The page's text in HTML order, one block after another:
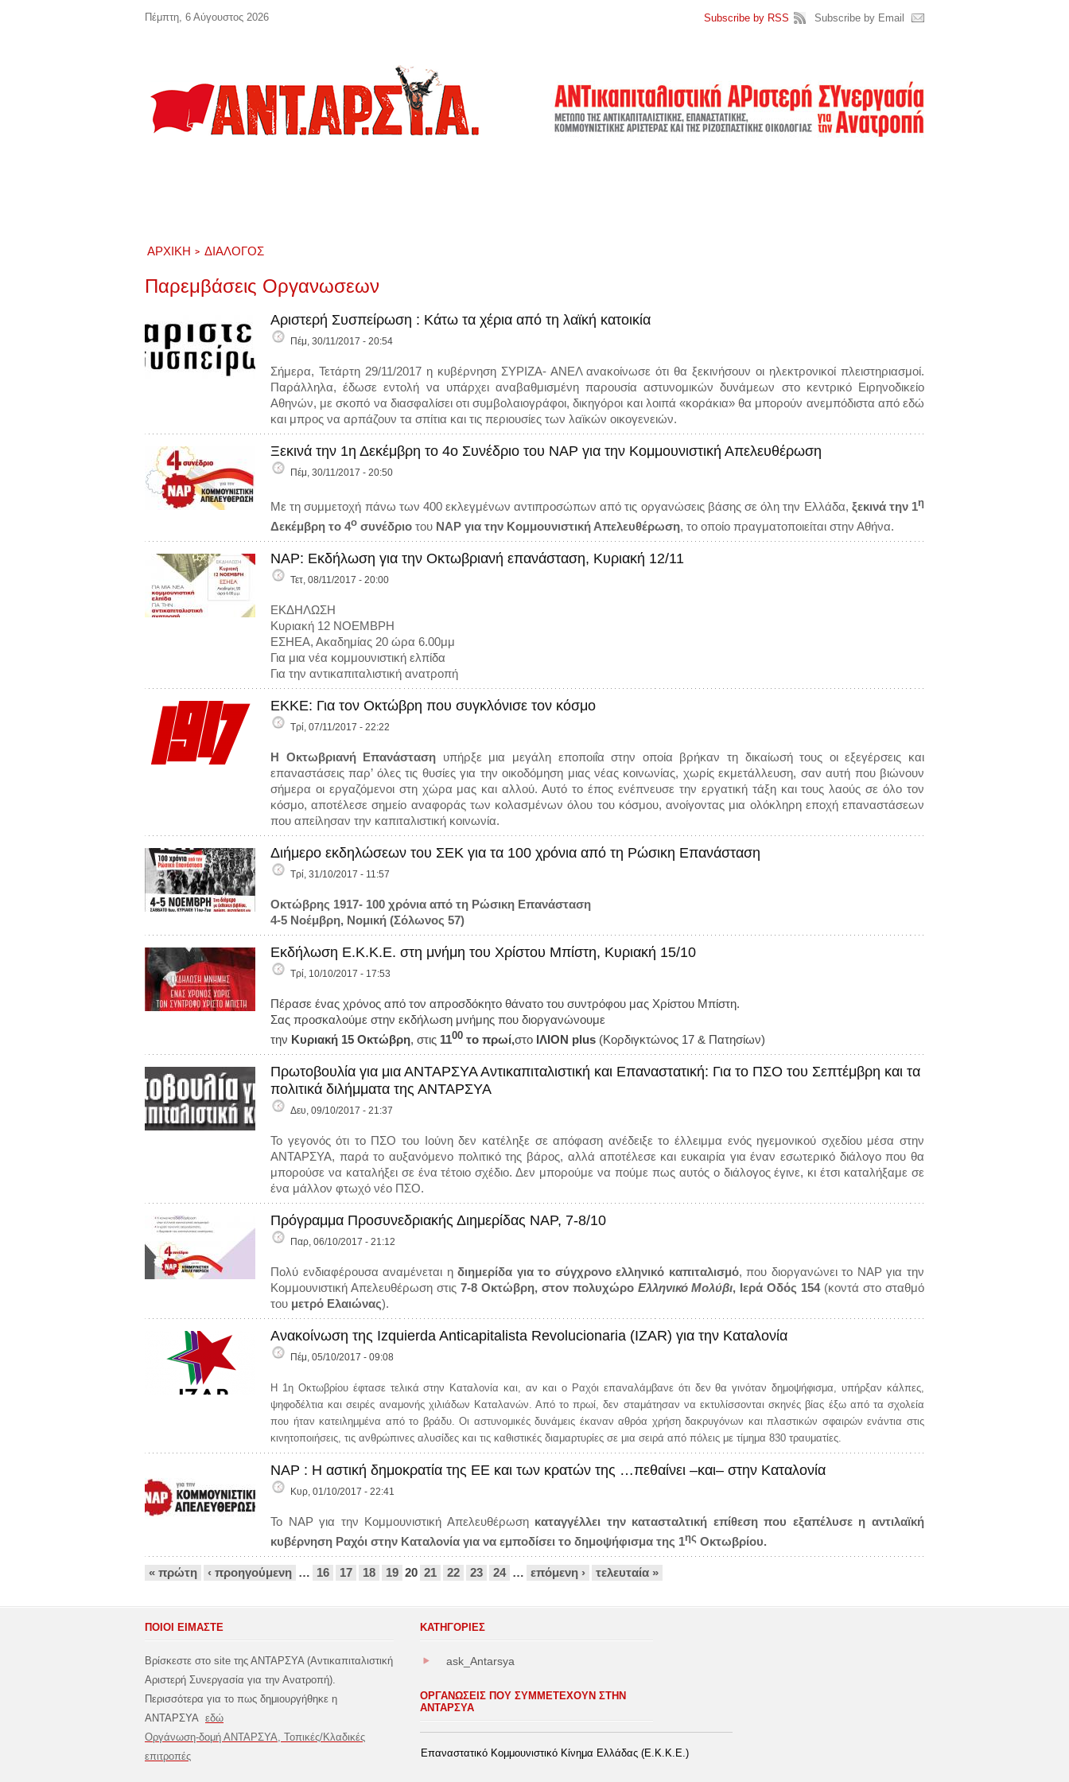
ΑΡΧΙΚΉ ΔΙΑΛΟΓΟΣ
Παρεμβάσεις Οργανωσεων
Αριστερή Συσπείρωση : Κάτω τα χέρια από τη λαϊκή κατοικία
Πέμ, 30/11/2017 - 20:54
Σήμερα, Τετάρτη 29/11/2017 η κυβέρνηση ΣΥΡΙΖΑ- ΑΝΕΛ ανακοίνωσε ότι θα ξεκινήσουν οι ηλεκτρονικοί πλειστηριασμοί.
Παράλληλα, έδωσε εντολή να υπάρχει αναβαθμισμένη παρουσία αστυνομικών δυνάμεων στο κεντρικό Ειρηνοδικείο
Αθηνών, με σκοπό να διασφαλίσει οτι συμβολαιογράφοι, δικηγόροι και λοιπά «κοράκια» θα μπορούν ανεμπόδιστα από εδώ
και μπρος να αρπάζουν τα σπίτια και τις περιουσίες των λαϊκών οικογενειών.
Ξεκινά την 1η Δεκέμβρη το 4ο Συνέδριο του ΝΑΡ για την Κομμουνιστική Απελευθέρωση
Πέμ, 30/11/2017 - 20:50
Με τη συμμετοχή πάνω των 400 εκλεγμένων αντιπροσώπων από τις οργανώσεις βάσης σε όλη την Ελλάδα, ξεκινά την 1η
Δεκέμβρη το 4ο συνέδριο του ΝΑΡ για την Κομμουνιστική Απελευθέρωση, το οποίο πραγματοποιείται στην Αθήνα.
ΝΑΡ: Εκδήλωση για την Οκτωβριανή επανάσταση, Κυριακή 12/11
Τετ, 08/11/2017 - 20:00
ΕΚΔΗΛΩΣΗ
Κυριακή 12 ΝΟΕΜΒΡΗ
ΕΣΗΕΑ, Ακαδημίας 20 ώρα 6.00μμ
Για μια νέα κομμουνιστική ελπίδα
Για την αντικαπιταλιστική ανατροπή
ΕΚΚΕ: Για τον Οκτώβρη που συγκλόνισε τον κόσμο
Τρί, 07/11/2017 - 22:22
H Oκτωβριανή Επανάσταση υπήρξε μια μεγάλη εποποιΐα στην οποία βρήκαν τη δικαίωσή τους οι εξεγέρσεις και
επαναστάσεις παρ’ όλες τις θυσίες για την οικοδόμηση μιας νέας κοινωνίας, χωρίς εκμετάλλευση, σαν αυτή που βιώνουν
σήμερα οι εργαζόμενοι στη χώρα μας και αλλού. Αυτό το έπος ενέπνευσε την εργατική τάξη και τους λαούς σε όλο τον
κόσμο, αποτέλεσε σημείο αναφοράς των κολασμένων όλου του κόσμου, ανοίγοντας μια ολόκληρη εποχή επαναστάσεων
που απείλησαν την καπιταλιστική κοινωνία.
Διήμερο εκδηλώσεων του ΣΕΚ για τα 100 χρόνια από τη Ρώσικη Επανάσταση
Τρί, 31/10/2017 - 11:57
Οκτώβρης 1917- 100 χρόνια από τη Ρώσικη Επανάσταση
4-5 Νοέμβρη, Νομική (Σόλωνος 57)
Εκδήλωση Ε.Κ.Κ.Ε. στη μνήμη του Χρίστου Μπίστη, Κυριακή 15/10
Τρί, 10/10/2017 - 17:53
Πέρασε ένας χρόνος από τον απροσδόκητο θάνατο του συντρόφου μας Χρίστου Μπίστη.
Σας προσκαλούμε στην εκδήλωση μνήμης που διοργανώνουμε
την Κυριακή 15 Οκτώβρη, στις 1100 το πρωί,στο ΙΛΙΟΝ plus (Κορδιγκτώνος 17 & Πατησίων)
Πρωτοβουλία για μια ΑΝΤΑΡΣΥΑ Αντικαπιταλιστική και Επαναστατική: Για το ΠΣΟ του Σεπτέμβρη και τα
πολιτικά διλήμματα της ΑΝΤΑΡΣΥΑ
Δευ, 09/10/2017 - 21:37
Το γεγονός ότι το ΠΣΟ του Ιούνη δεν κατέληξε σε απόφαση ανέδειξε το έλλειμμα ενός ηγεμονικού σχεδίου μέσα στην
ΑΝΤΑΡΣΥΑ, παρά το αυξανόμενο πολιτικό της βάρος, αλλά αποτέλεσε και ευκαιρία για έναν εσωτερικό διάλογο που θα
μπορούσε να καταλήξει σε ένα τέτοιο σχέδιο. Δεν μπορούμε να πούμε πως αυτός ο διάλογος έγινε, κι έτσι καταλήξαμε σε
ένα μάλλον φτωχό νέο ΠΣΟ.
Πρόγραμμα Προσυνεδριακής Διημερίδας ΝΑΡ, 7-8/10
Παρ, 06/10/2017 - 21:12
Πολύ ενδιαφέρουσα αναμένεται ηδιημερίδα για το σύγχρονο ελληνικό καπιταλισμό, που διοργανώνει το ΝΑΡ για την
Κομμουνιστική Απελευθέρωση στις 7-8 Οκτώβρη, στον πολυχώρο Ελληνικό Μολύβι, Ιερά Οδός 154(κοντά στο σταθμό
του μετρό Ελαιώνας).
Ανακοίνωση της Izquierda Anticapitalista Revolucionaria (IZAR) για την Καταλονία
Πέμ, 05/10/2017 - 09:08
Η 1η Οκτωβρίου έφτασε τελικά στην Καταλονία και, αν και ο Ραχόι επαναλάμβανε ότι δεν θα γινόταν δημοψήφισμα, υπήρξαν κάλπες,
ψηφοδέλτια και σειρές αναμονής χιλιάδων Καταλανών. Από το πρωί, δεν σταμάτησαν να εκτυλίσσονται σκηνές βίας έξω από τα σχολεία
που ήταν κατειλημμένα από το βράδυ. Οι αστυνομικές δυνάμεις έκαναν αθρόα χρήση δακρυγόνων και πλαστικών σφαιρών ενάντια στις
κινητοποιήσεις, τις ανθρώπινες αλυσίδες και τις καθιστικές διαμαρτυρίες σε μια σειρά από πόλεις με τίμημα 830 τραυματίες.
ΝΑΡ : H αστική δημοκρατία της ΕΕ και των κρατών της …πεθαίνει –και– στην Καταλονία
Κυρ, 01/10/2017 - 22:41
Το ΝΑΡ για την Κομμουνιστική Απελευθέρωση καταγγέλλει την κατασταλτική επίθεση που εξαπέλυσε η αντιλαϊκή
κυβέρνηση Ραχόι στην Καταλονία για να εμποδίσει το δημοψήφισμα της 1ης Οκτωβρίου.
Σελίδες
« πρώτη ‹ προηγούμενη … 16 17 18 19 20 21 22 23 24 … επόμενη › τελευταία »
Πέμπτη, 6 Αύγουστος 2026 Subscribe by RSS Subscribe by Email
ΠΟΙΟΙ ΕΙΜΑΣΤΕ
Βρίσκεστε στο site της ΑΝΤΑΡΣΥΑ (Αντικαπιταλιστική
Αριστερή Συνεργασία για την Ανατροπή).
Περισσότερα για το πως δημιουργήθηκε η
ΑΝΤΑΡΣΥΑ εδώ
Οργάνωση-δομή ΑΝΤΑΡΣΥΑ, Τοπικές/Κλαδικές
επιτροπές
ΚΑΤΗΓΟΡΊΕΣ
ask_Antarsya
ΟΡΓΑΝΩΣΕΙΣ ΠΟΥ ΣΥΜΜΕΤΕΧΟΥΝ ΣΤΗΝ
ΑΝΤΑΡΣΥΑ
Επαναστατικό Κομμουνιστικό Κίνημα Ελλάδας (Ε.Κ.Κ.Ε.)